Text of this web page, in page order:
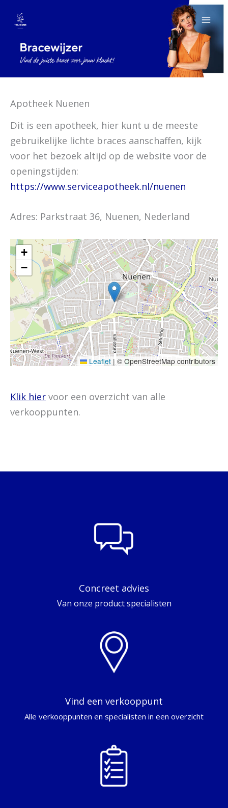
naar
inhoud
Apotheek Nuenen
Dit is een apotheek, hier kunt u de meeste
gebruikelijke lichte braces aanschaffen, kijk
voor het bezoek altijd op de website voor de
openingstijden:
https://www.serviceapotheek.nl/nuenen
Adres: Parkstraat 36, Nuenen, Nederland
+
−
Leaflet | © OpenStreetMap contributors
Klik hier voor een overzicht van alle
verkooppunten.
Concreet advies
Van onze product specialisten
Vind een verkooppunt
Alle verkooppunten en specialisten in een overzicht